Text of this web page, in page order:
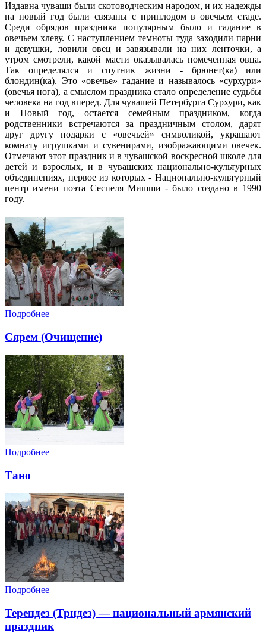
Издавна чуваши были скотоводческим народом, и их надежды
на новый год были связаны с приплодом в овечьем стаде.
Среди обрядов праздника популярным было и гадание в
овечьем хлеву. С наступлением темноты туда заходили парни
и девушки, ловили овец и завязывали на них ленточки, а
утром смотрели, какой масти оказывалась помеченная овца.
Так определялся и спутник жизни - брюнет(ка) или
блондин(ка). Это «овечье» гадание и называлось «сурхури»
(овечья нога), а смыслом праздника стало определение судьбы
человека на год вперед. Для чувашей Петербурга Сурхури, как
и Новый год, остается семейным праздником, когда
родственники встречаются за праздничным столом, дарят
друг другу подарки с «овечьей» символикой, украшают
комнату игрушками и сувенирами, изображающими овечек.
Отмечают этот праздник и в чувашской воскресной школе для
детей и взрослых, и в чувашских национально-культурных
объединениях, первое из которых - Национально-культурный
центр имени поэта Сеспеля Мишши - было создано в 1990
году.
Подробнее
Сярем (Очищение)
Подробнее
Тано
Подробнее
Терендез (Трндез) — национальный армянский
праздник